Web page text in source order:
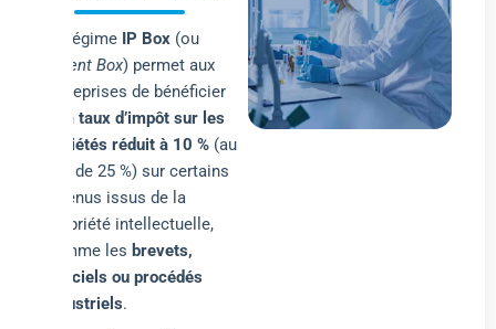
Le régime IP Box (ou
Patent Box) permet aux
entreprises de bénéficier
d’un taux d’impôt sur les
sociétés réduit à 10 % (au
lieu de 25 %) sur certains
revenus issus de la
propriété intellectuelle,
comme les brevets,
logiciels ou procédés
industriels.